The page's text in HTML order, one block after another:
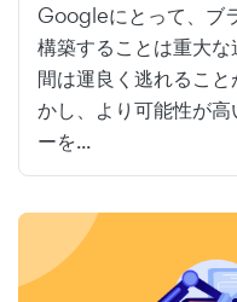
Googleにとって、ブ
構築することは重大
間は運良く逃れるこ
かし、より可能性が
ーを...